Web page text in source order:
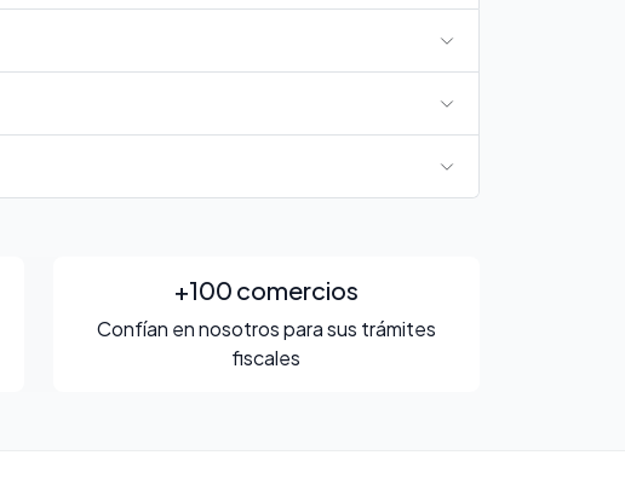
+100 comercios
Confían en nosotros para sus trámites
fiscales